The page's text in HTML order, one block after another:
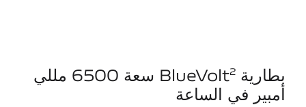
بطارية BlueVolt 2
سعة 6500 مللي
أمبير في الساعة